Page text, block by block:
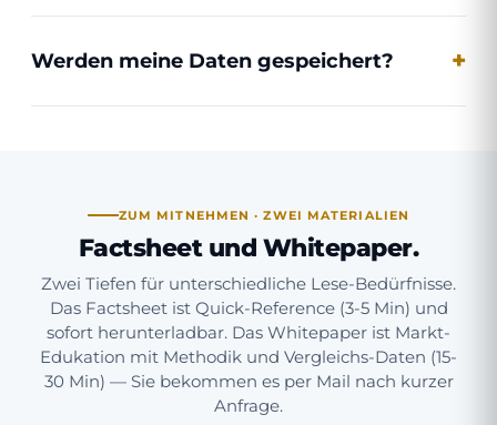
Werden meine Daten gespeichert?
ZUM MITNEHMEN · ZWEI MATERIALIEN
Factsheet und Whitepaper.
Zwei Tiefen für unterschiedliche Lese-Bedürfnisse.
Das Factsheet ist Quick-Reference (3-5 Min) und
sofort herunterladbar. Das Whitepaper ist Markt-
Edukation mit Methodik und Vergleichs-Daten (15-
30 Min) — Sie bekommen es per Mail nach kurzer
Anfrage.